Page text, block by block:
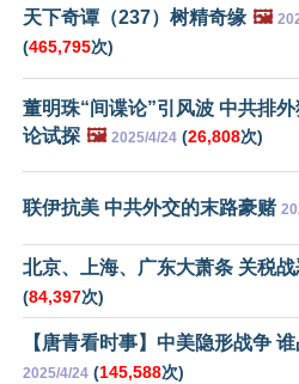
天下奇谭（237）树精奇缘 🖼️
(465,795次)
董明珠“间谍论”引风波 中共排
论试探 🖼️ 2025/4/24 (26,808次)
联伊抗美 中共外交的末路豪赌
北京、上海、广东大萧条 关税
(84,397次)
【唐青看时事】中美隐形战争
2025/4/24 (145,588次)